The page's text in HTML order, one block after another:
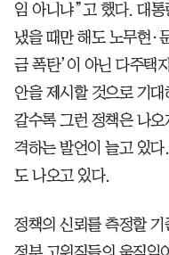
임 아니냐”고 했다. 대
냈을 때만 해도 노무현·
금 폭탄’이 아닌 다주택
안을 제시할 것으로 기
갈수록 그런 정책은 나
격하는 발언이 늘고 있
도 나오고 있다.
정책의 신뢰를 측정할